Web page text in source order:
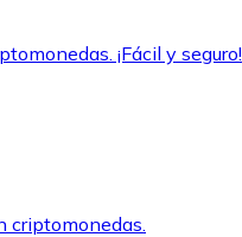
¡Fácil y seguro!
criptomonedas.